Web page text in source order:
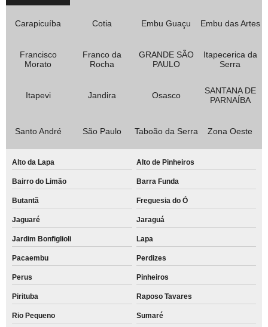
Carapicuíba Cotia Embu Guaçu Embu das Artes
Francisco
Morato
Franco da
Rocha
GRANDE SÃO
PAULO
Itapecerica da
Serra
Itapevi Jandira Osasco
SANTANA DE
PARNAÍBA
Santo André São Paulo Taboão da Serra Zona Oeste
Alto da Lapa Alto de Pinheiros
Bairro do Limão Barra Funda
Butantã Freguesia do Ó
Jaguaré Jaraguá
Jardim Bonfiglioli Lapa
Pacaembu Perdizes
Perus Pinheiros
Pirituba Raposo Tavares
Rio Pequeno Sumaré